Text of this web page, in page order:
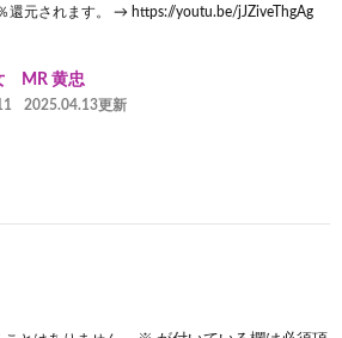
還元されます。 → https://youtu.be/jJZiveThgAg
MR 黄忠
2025.04.13更新